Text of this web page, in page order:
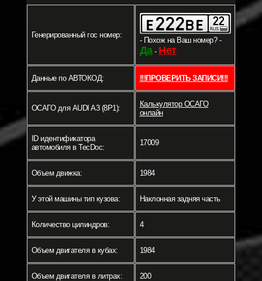
Генерированный гос номер:
- Похож на Ваш номер? -
Да- Нет
Данные по АВТОКОД: !!!ПРОВЕРИТЬ ЗАПИСИ!!!
ОСАГО для AUDI A3 (8P1):
Калькулятор ОСАГО
онлайн
ID идентификатора
автомобиля в TecDoc:
17009
Объем движка: 1984
У этой машины тип кузова: Наклонная задняя часть
Количество цилиндров: 4
Объем двигателя в кубах: 1984
Объем двигателя в литрах: 200